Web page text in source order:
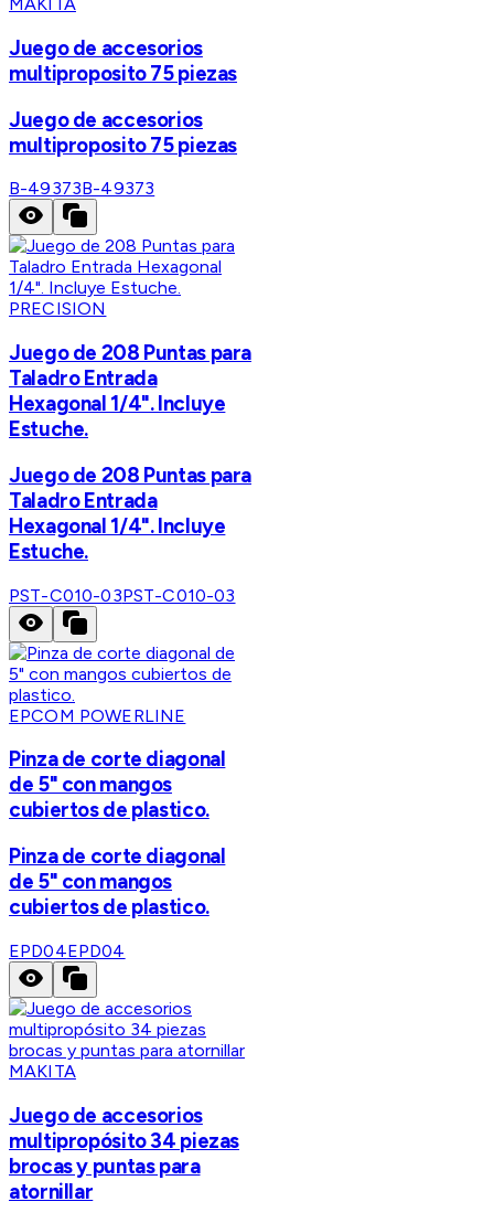
MAKITA
Juego de accesorios
multiproposito 75 piezas
Juego de accesorios
multiproposito 75 piezas
B-49373B-49373
PRECISION
Juego de 208 Puntas para
Taladro Entrada
Hexagonal 1/4". Incluye
Estuche.
Juego de 208 Puntas para
Taladro Entrada
Hexagonal 1/4". Incluye
Estuche.
PST-C010-03PST-C010-03
EPCOM POWERLINE
Pinza de corte diagonal
de 5" con mangos
cubiertos de plastico.
Pinza de corte diagonal
de 5" con mangos
cubiertos de plastico.
EPD04EPD04
MAKITA
Juego de accesorios
multipropósito 34 piezas
brocas y puntas para
atornillar